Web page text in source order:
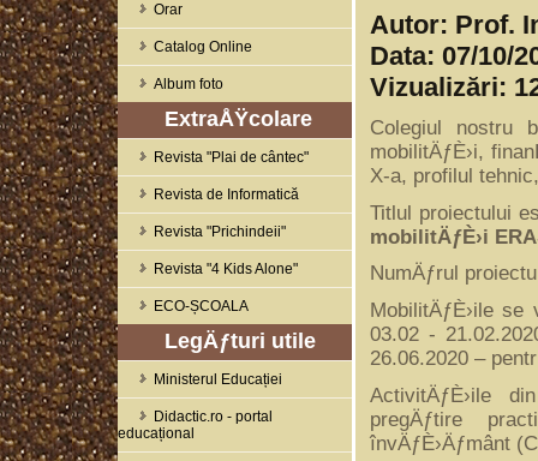
Orar
Catalog Online
Album foto
ExtraÅŸcolare
Revista "Plai de cântec"
Revista de Informatică
Revista "Prichindeii"
Revista "4 Kids Alone"
ECO-ȘCOALA
LegÄƒturi utile
Ministerul Educației
Didactic.ro - portal
educațional
Autor: Prof.
Data: 07/10/
Vizualizări:
Colegiul nostru
mobilitÄƒÈ›i,
X-a, profilul
Titlul proiectului
mobilitÄƒÈ›i
NumÄƒrul
MobilitÄƒÈ›ile
03.02 -
26.06.2020 –
ActivitÄƒÈ›ile
pregÄƒtire
învÄƒÈ›Äƒmânt